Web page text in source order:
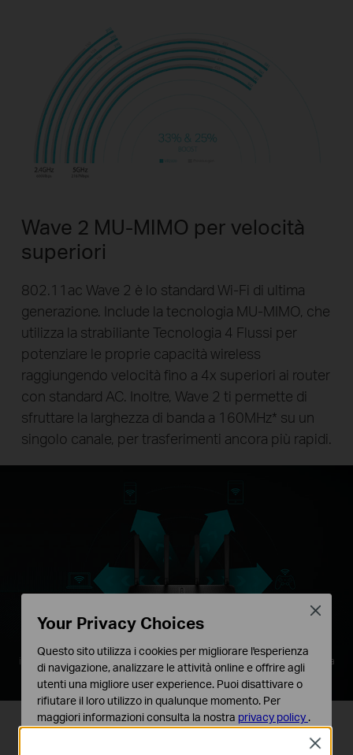
Wave 2 MU-MIMO per velocità
superiori
802.11ac Wave 2 è lo standard Wi-Fi di ultima
generazione. Include la tecnologia MU-MIMO, che
utilizza la strabiliante Tecnologia 4 Flussi per
potenziare le proprie capacità wireless
raggiungendo velocità fino a 4x superiori ai router
con standard AC. Inoltre, Wave 2 ti permette di
sfruttare la larghezza di banda a 160MHz* su un
singolo canale, per trasferimenti ancora più rapidi.
Router Archer VR2800 MU-MIMO
invia dati simultaneamente a più dispositivi,con grande aumento della
velocità
Massima copertura Close
Your Privacy Choices
Questo sito utilizza i cookies per migliorare l'esperienza
di navigazione, analizzare le attività online e offrire agli
utenti una migliore user experience. Puoi disattivare o
rifiutare il loro utilizzo in qualunque momento. Per
maggiori informazioni consulta la nostra privacy policy .
Close